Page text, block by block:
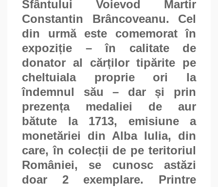
Sfântului Voievod Martir
Constantin Brâncoveanu. Cel
din urmă este comemorat în
expoziție – în calitate de
donator al cărților tipărite pe
cheltuiala proprie ori la
îndemnul său – dar și prin
prezența medaliei de aur
bătute la 1713, emisiune a
monetăriei din Alba Iulia, din
care, în colecții de pe teritoriul
României, se cunosc astăzi
doar 2 exemplare. Printre